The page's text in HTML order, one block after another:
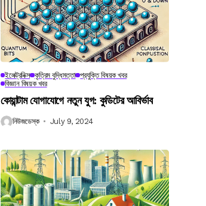
ইলেক্ট্রনিক্স কৃত্রিম বুদ্ধিমত্তা প্রযুক্তি বিষয়ক খবর
বিজ্ঞান বিষয়ক খবর
কোয়ান্টাম যোগাযোগে নতুন যুগ: কুডিটের আবির্ভাব
নিউজডেস্ক July 9, 2024